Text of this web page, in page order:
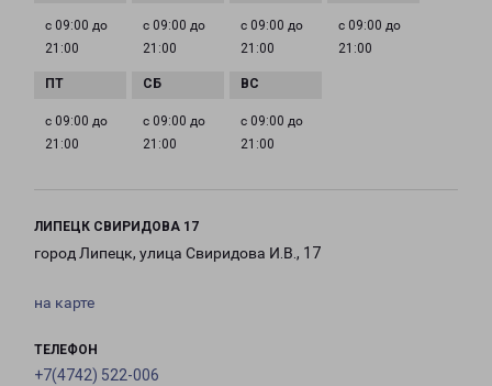
с 09:00 до
21:00
с 09:00 до
21:00
с 09:00 до
21:00
с 09:00 до
21:00
с 09:00 до
21:00
с 09:00 до
21:00
с 09:00 до
21:00
ЛИПЕЦК СВИРИДОВА 17
город Липецк, улица Свиридова И.В., 17
на карте
ТЕЛЕФОН
+7(4742) 522-006